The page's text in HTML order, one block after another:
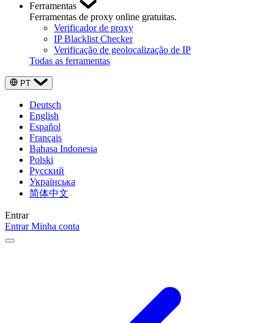
Ferramentas
Ferramentas de proxy online gratuitas.
Verificador de proxy
IP Blacklist Checker
Verificação de geolocalização de IP
Todas as ferramentas
PT
Deutsch
English
Español
Français
Bahasa Indonesia
Polski
Русский
Українська
简体中文
Entrar
EntrarMinha conta